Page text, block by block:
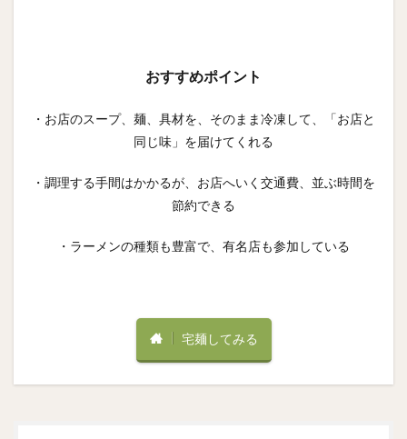
おすすめポイント
・お店のスープ、麺、具材を、そのまま冷凍して、「お店と
同じ味」を届けてくれる
・調理する手間はかかるが、お店へいく交通費、並ぶ時間を
節約できる
・ラーメンの種類も豊富で、有名店も参加している
宅麺してみる